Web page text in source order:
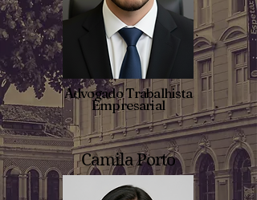
Advogado Trabalhista
Empresarial
Camila Porto